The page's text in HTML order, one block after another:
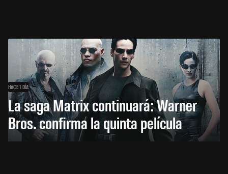
HACE 1 DÍA
La saga Matrix continuará: Warner
Bros. confirma la quinta película